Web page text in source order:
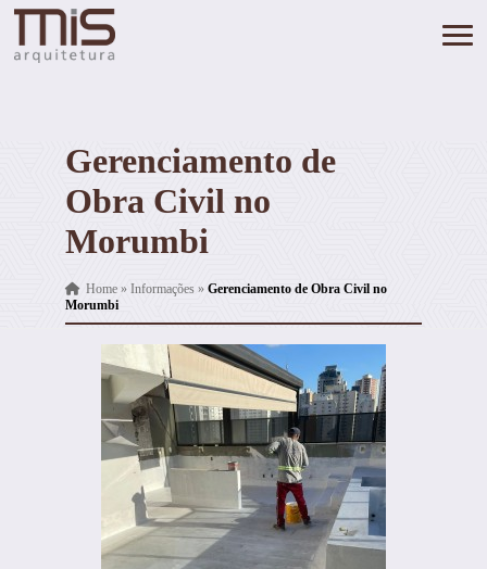
Gerenciamento de
Obra Civil no
Morumbi
Home» Informações » Gerenciamento de Obra Civil no
Morumbi